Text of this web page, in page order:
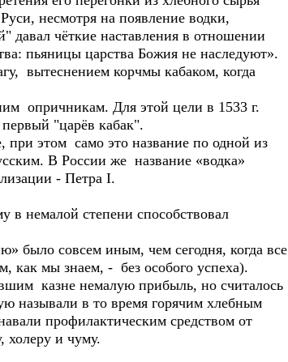
несмотря на появление водки,
давал чёткие наставления в отношении
пьяницы царства Божия не наследуют».
вытеснением корчмы кабаком, когда
опричникам. Для этой цели в 1533 г.
"царёв кабак".
этом само это название по одной из
В России же название «водка»
- Петра I.
в немалой степени способствовал
было совсем иным, чем сегодня, когда все
как мы знаем, - без особого успеха).
казне немалую прибыль, но считалось
называли в то время горячим хлебным
профилактическим средством от
и чуму.